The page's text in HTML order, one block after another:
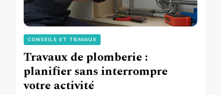
CONSEILS ET TRAVAUX
Travaux de plomberie :
planifier sans interrompre
votre activité